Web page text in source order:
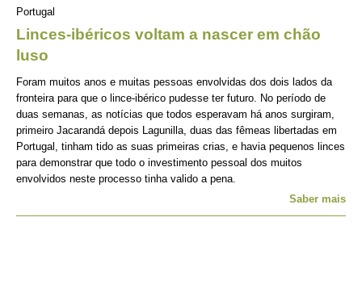
Portugal
Linces-ibéricos voltam a nascer em chão
luso
Foram muitos anos e muitas pessoas envolvidas dos dois lados da
fronteira para que o lince-ibérico pudesse ter futuro. No período de
duas semanas, as notícias que todos esperavam há anos surgiram,
primeiro Jacarandá depois Lagunilla, duas das fêmeas libertadas em
Portugal, tinham tido as suas primeiras crias, e havia pequenos linces
para demonstrar que todo o investimento pessoal dos muitos
envolvidos neste processo tinha valido a pena.
Saber mais